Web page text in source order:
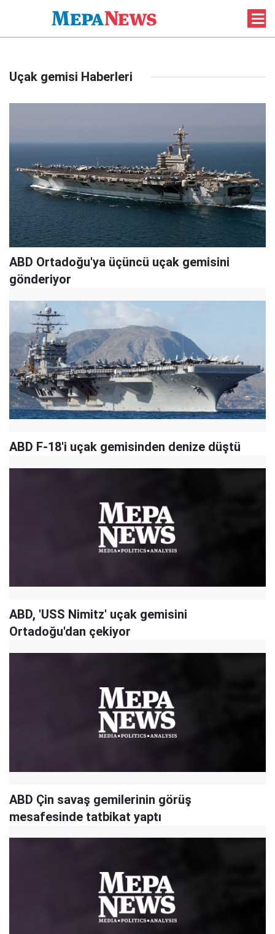
Uçak gemisi Haberleri
ABD Ortadoğu'ya üçüncü uçak gemisini
gönderiyor
ABD F-18'i uçak gemisinden denize düştü
ABD, 'USS Nimitz' uçak gemisini
Ortadoğu'dan çekiyor
ABD Çin savaş gemilerinin görüş
mesafesinde tatbikat yaptı